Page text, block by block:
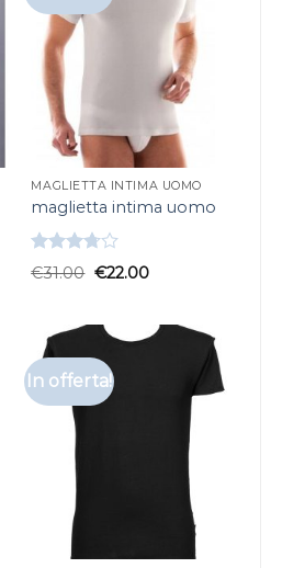
MAGLIETTA INTIMA UOMO
maglietta intima uomo
Valutato
3.67 su
€31.00 €22.00
In offerta!